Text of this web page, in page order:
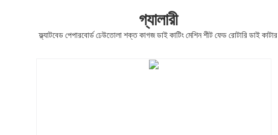
গ্যালারী
ফ্ল্যাটবেড পেপারবোর্ড ঢেউতোলা শক্ত কাগজ ডাই কাটিং মেশিন শীট ফেড রোটারি ডাই কাটার